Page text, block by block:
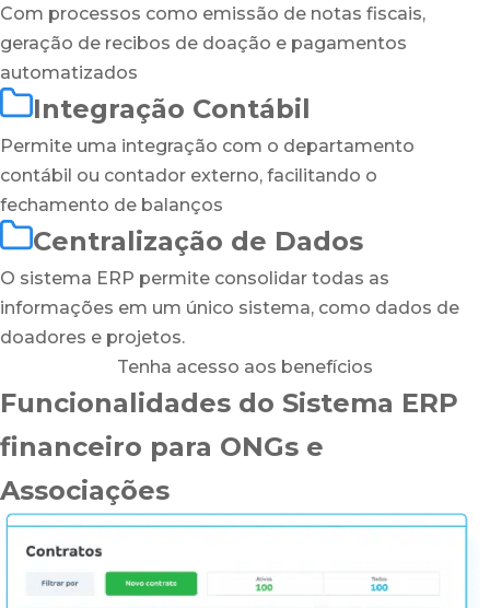
Com processos como emissão de notas fiscais,
geração de recibos de doação e pagamentos
automatizados
Integração Contábil
Permite uma integração com o departamento
contábil ou contador externo, facilitando o
fechamento de balanços
Centralização de Dados
O sistema ERP permite consolidar todas as
informações em um único sistema, como dados de
doadores e projetos.
Tenha acesso aos benefícios
Funcionalidades do Sistema ERP
financeiro para ONGs e
Associações